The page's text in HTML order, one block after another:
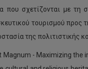
που σχετίζονται με τη
τουρισμού προς
της πολιτιστικής
Magnum - Maximizing